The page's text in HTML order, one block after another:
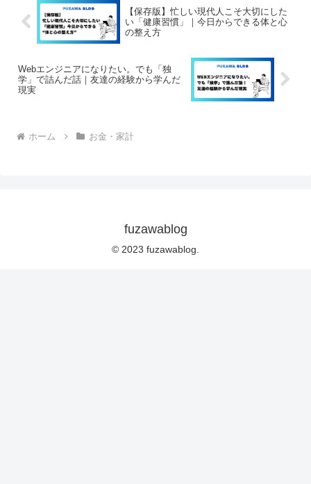
【保存版】忙しい現代人こそ大切にした
い「健康習慣」｜今日からできる体と心
の整え方
Webエンジニアになりたい。でも「独
学」で詰んだ話｜友達の経験から学んだ
現実
ホーム お金・家計
fuzawablog
© 2023 fuzawablog.